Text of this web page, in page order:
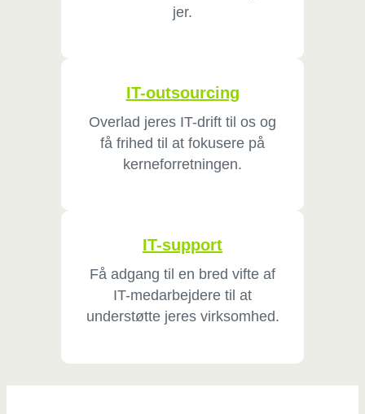
jer.
IT-outsourcing
Overlad jeres IT-drift til os og
få frihed til at fokusere på
kerneforretningen.
IT-support
Få adgang til en bred vifte af
IT-medarbejdere til at
understøtte jeres virksomhed.